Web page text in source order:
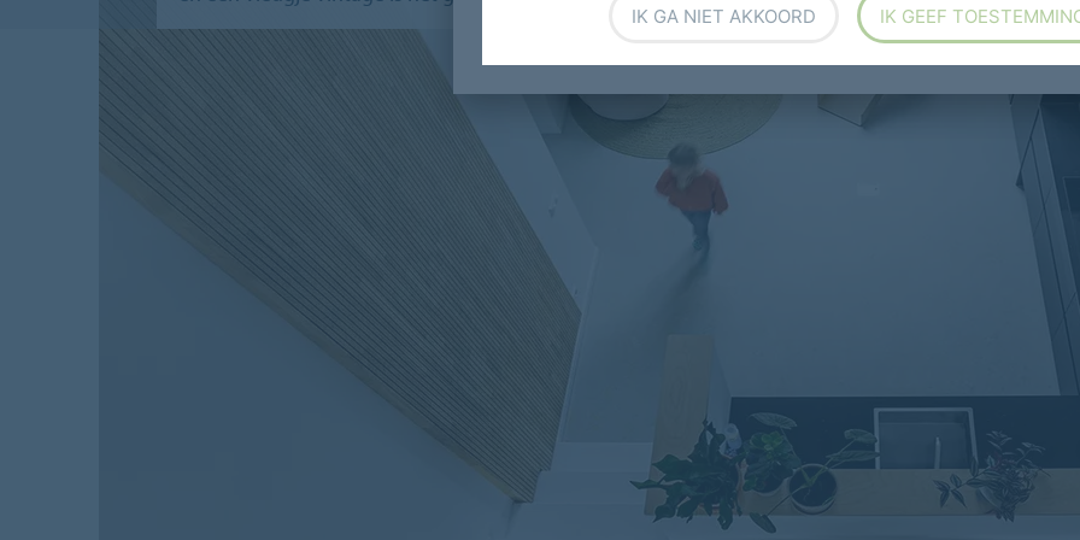
IK GA NIET AKKOORD IK GEEF